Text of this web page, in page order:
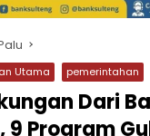
Utama pemerintahan
Dari
9 Program